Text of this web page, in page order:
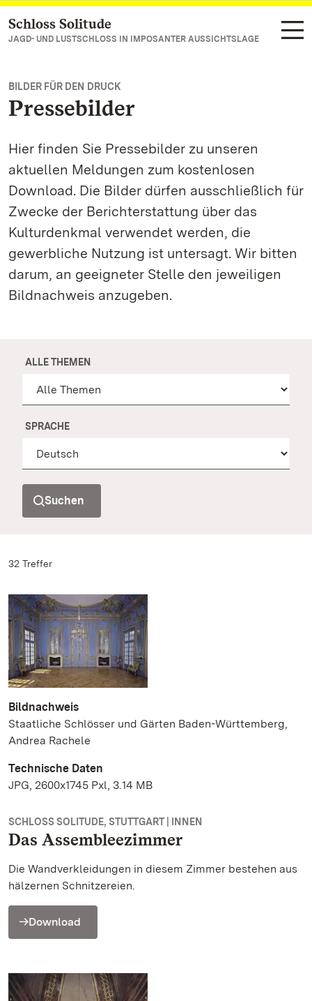
Zum Hauptinhalt springen
Schloss Solitude
JAGD- UND LUSTSCHLOSS IN IMPOSANTER AUSSICHTSLAGE
BILDER FÜR DEN DRUCK
Pressebilder
Hier finden Sie Pressebilder zu unseren
aktuellen Meldungen zum kostenlosen
Download. Die Bilder dürfen ausschließlich für
Zwecke der Berichterstattung über das
Kulturdenkmal verwendet werden, die
gewerbliche Nutzung ist untersagt. Wir bitten
darum, an geeigneter Stelle den jeweiligen
Bildnachweis anzugeben.
ALLE THEMEN
SPRACHE
Suchen
32 Treffer
Bildnachweis
Staatliche Schlösser und Gärten Baden-Württemberg,
Andrea Rachele
Technische Daten
JPG, 2600x1745 Pxl, 3.14 MB
SCHLOSS SOLITUDE, STUTTGART | INNEN
Das Assembleezimmer
Die Wandverkleidungen in diesem Zimmer bestehen aus
hälzernen Schnitzereien.
Download